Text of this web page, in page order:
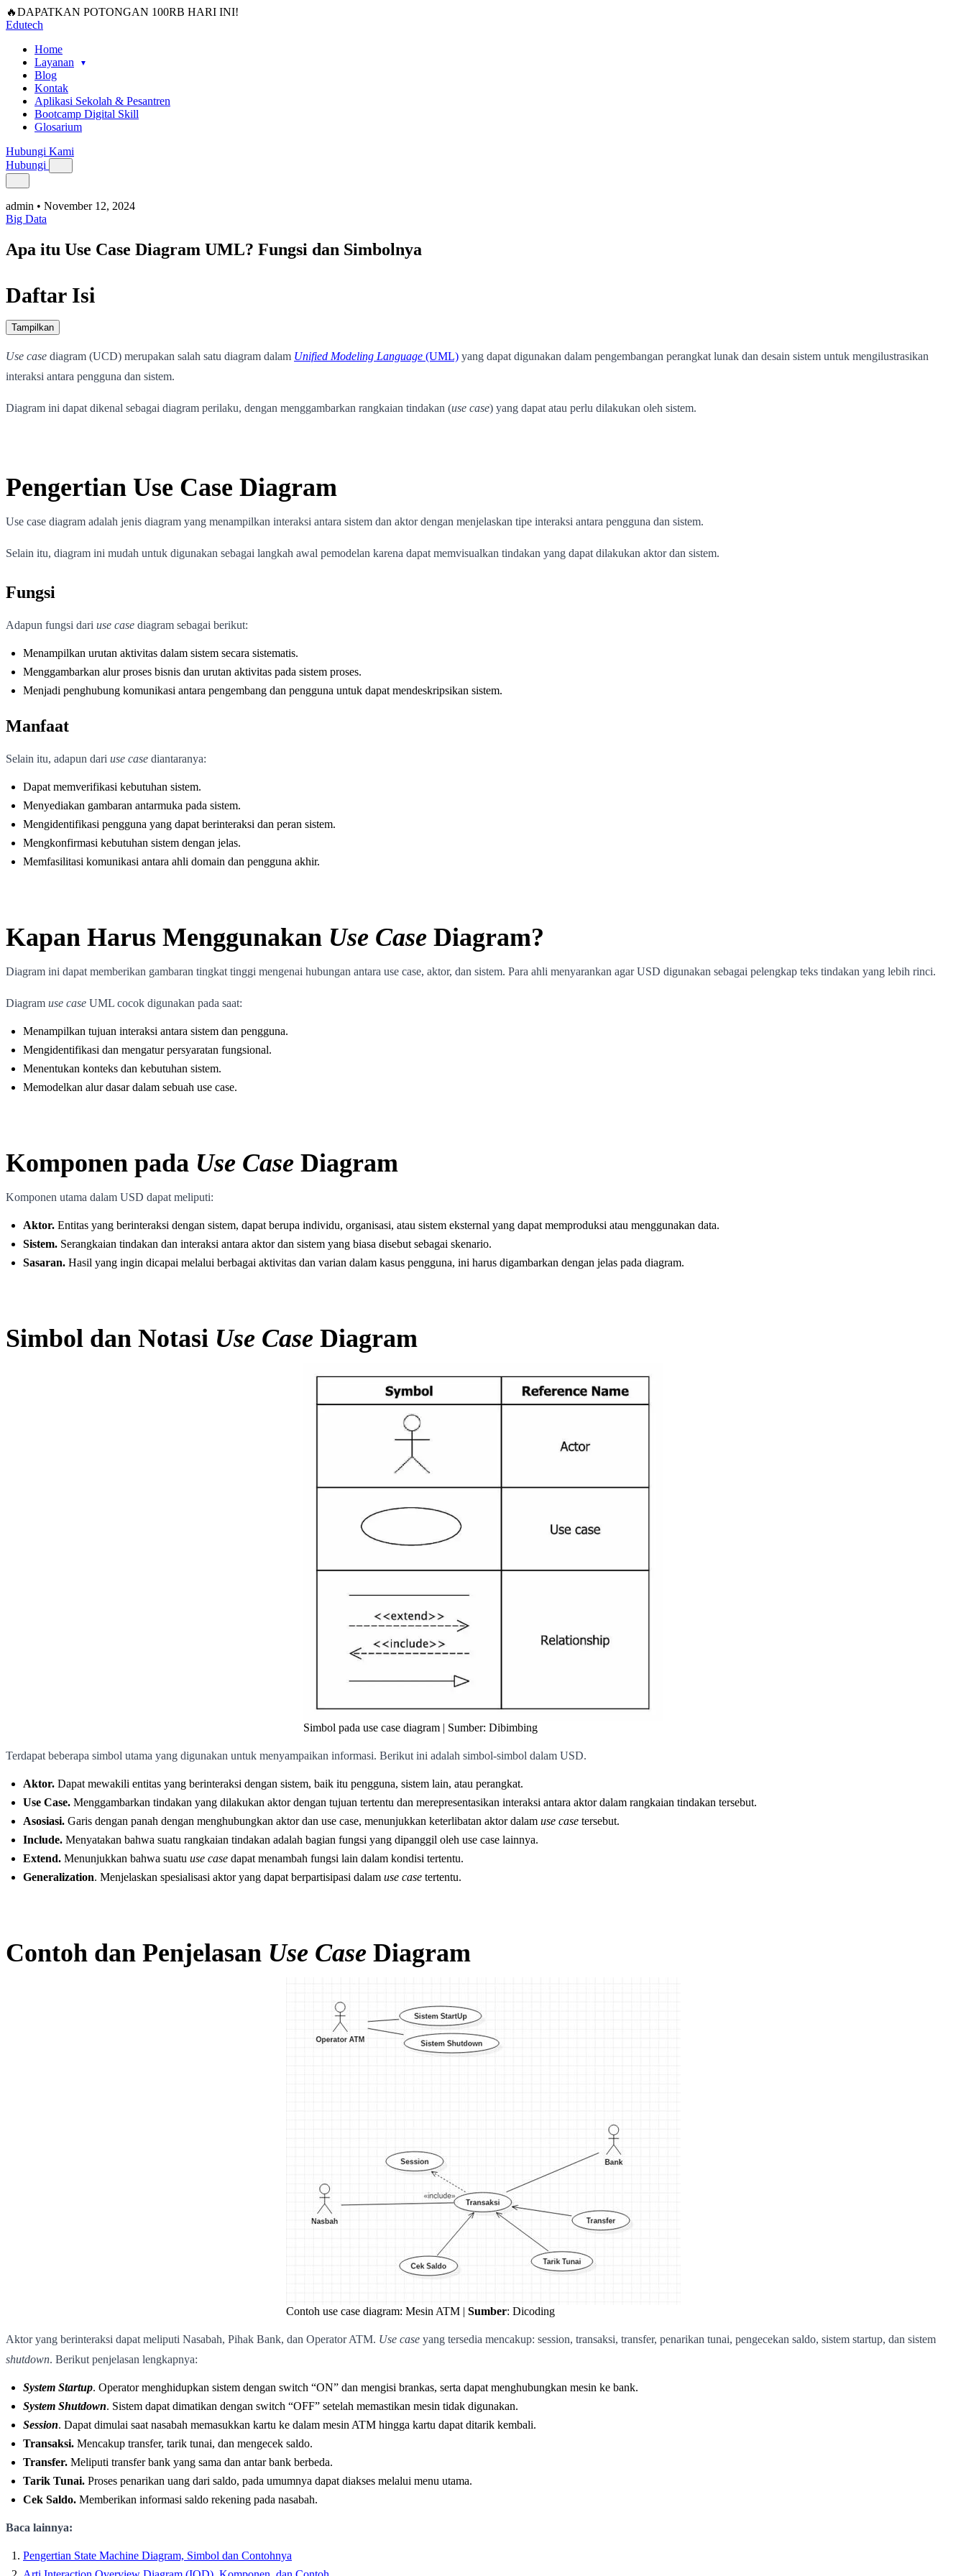
🔥DAPATKAN POTONGAN 100RB HARI INI!
Edutech
Home
Layanan
Blog
Kontak
Aplikasi Sekolah & Pesantren
Bootcamp Digital Skill
Glosarium
Hubungi Kami
Hubungi
admin • November 12, 2024
Big Data
Apa itu Use Case Diagram UML? Fungsi dan Simbolnya
Daftar Isi
Tampilkan
Use case diagram (UCD) merupakan salah satu diagram dalam Unified Modeling Language (UML) yang dapat digunakan dalam pengembangan perangkat lunak dan desain sistem untuk mengilustrasikan
interaksi antara pengguna dan sistem.
Diagram ini dapat dikenal sebagai diagram perilaku, dengan menggambarkan rangkaian tindakan (use case) yang dapat atau perlu dilakukan oleh sistem.
Pengertian Use Case Diagram
Use case diagram adalah jenis diagram yang menampilkan interaksi antara sistem dan aktor dengan menjelaskan tipe interaksi antara pengguna dan sistem.
Selain itu, diagram ini mudah untuk digunakan sebagai langkah awal pemodelan karena dapat memvisualkan tindakan yang dapat dilakukan aktor dan sistem.
Fungsi
Adapun fungsi dari use case diagram sebagai berikut:
Menampilkan urutan aktivitas dalam sistem secara sistematis.
Menggambarkan alur proses bisnis dan urutan aktivitas pada sistem proses.
Menjadi penghubung komunikasi antara pengembang dan pengguna untuk dapat mendeskripsikan sistem.
Manfaat
Selain itu, adapun dari use case diantaranya:
Dapat memverifikasi kebutuhan sistem.
Menyediakan gambaran antarmuka pada sistem.
Mengidentifikasi pengguna yang dapat berinteraksi dan peran sistem.
Mengkonfirmasi kebutuhan sistem dengan jelas.
Memfasilitasi komunikasi antara ahli domain dan pengguna akhir.
Kapan Harus Menggunakan Use Case Diagram?
Diagram ini dapat memberikan gambaran tingkat tinggi mengenai hubungan antara use case, aktor, dan sistem. Para ahli menyarankan agar USD digunakan sebagai pelengkap teks tindakan yang lebih rinci.
Diagram use case UML cocok digunakan pada saat:
Menampilkan tujuan interaksi antara sistem dan pengguna.
Mengidentifikasi dan mengatur persyaratan fungsional.
Menentukan konteks dan kebutuhan sistem.
Memodelkan alur dasar dalam sebuah use case.
Komponen pada Use Case Diagram
Komponen utama dalam USD dapat meliputi:
Aktor. Entitas yang berinteraksi dengan sistem, dapat berupa individu, organisasi, atau sistem eksternal yang dapat memproduksi atau menggunakan data.
Sistem. Serangkaian tindakan dan interaksi antara aktor dan sistem yang biasa disebut sebagai skenario.
Sasaran. Hasil yang ingin dicapai melalui berbagai aktivitas dan varian dalam kasus pengguna, ini harus digambarkan dengan jelas pada diagram.
Simbol dan Notasi Use Case Diagram
Simbol pada use case diagram | Sumber: Dibimbing
Terdapat beberapa simbol utama yang digunakan untuk menyampaikan informasi. Berikut ini adalah simbol-simbol dalam USD.
Aktor. Dapat mewakili entitas yang berinteraksi dengan sistem, baik itu pengguna, sistem lain, atau perangkat.
Use Case. Menggambarkan tindakan yang dilakukan aktor dengan tujuan tertentu dan merepresentasikan interaksi antara aktor dalam rangkaian tindakan tersebut.
Asosiasi. Garis dengan panah dengan menghubungkan aktor dan use case, menunjukkan keterlibatan aktor dalam use case tersebut.
Include. Menyatakan bahwa suatu rangkaian tindakan adalah bagian fungsi yang dipanggil oleh use case lainnya.
Extend. Menunjukkan bahwa suatu use case dapat menambah fungsi lain dalam kondisi tertentu.
Generalization. Menjelaskan spesialisasi aktor yang dapat berpartisipasi dalam use case tertentu.
Contoh dan Penjelasan Use Case Diagram
Contoh use case diagram: Mesin ATM | Sumber: Dicoding
Aktor yang berinteraksi dapat meliputi Nasabah, Pihak Bank, dan Operator ATM. Use case yang tersedia mencakup: session, transaksi, transfer, penarikan tunai, pengecekan saldo, sistem startup, dan sistem
shutdown. Berikut penjelasan lengkapnya:
System Startup. Operator menghidupkan sistem dengan switch “ON” dan mengisi brankas, serta dapat menghubungkan mesin ke bank.
System Shutdown. Sistem dapat dimatikan dengan switch “OFF” setelah memastikan mesin tidak digunakan.
Session. Dapat dimulai saat nasabah memasukkan kartu ke dalam mesin ATM hingga kartu dapat ditarik kembali.
Transaksi. Mencakup transfer, tarik tunai, dan mengecek saldo.
Transfer. Meliputi transfer bank yang sama dan antar bank berbeda.
Tarik Tunai. Proses penarikan uang dari saldo, pada umumnya dapat diakses melalui menu utama.
Cek Saldo. Memberikan informasi saldo rekening pada nasabah.
Baca lainnya:
Pengertian State Machine Diagram, Simbol dan Contohnya